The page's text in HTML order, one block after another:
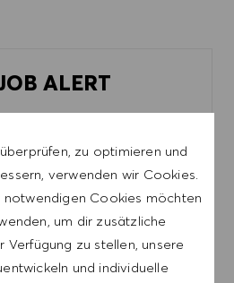
zu optimieren und
verwenden wir Cookies.
Cookies möchten
um dir zusätzliche
Verfügung zu stellen, unsere
und individuelle
ALERT
filters above to get